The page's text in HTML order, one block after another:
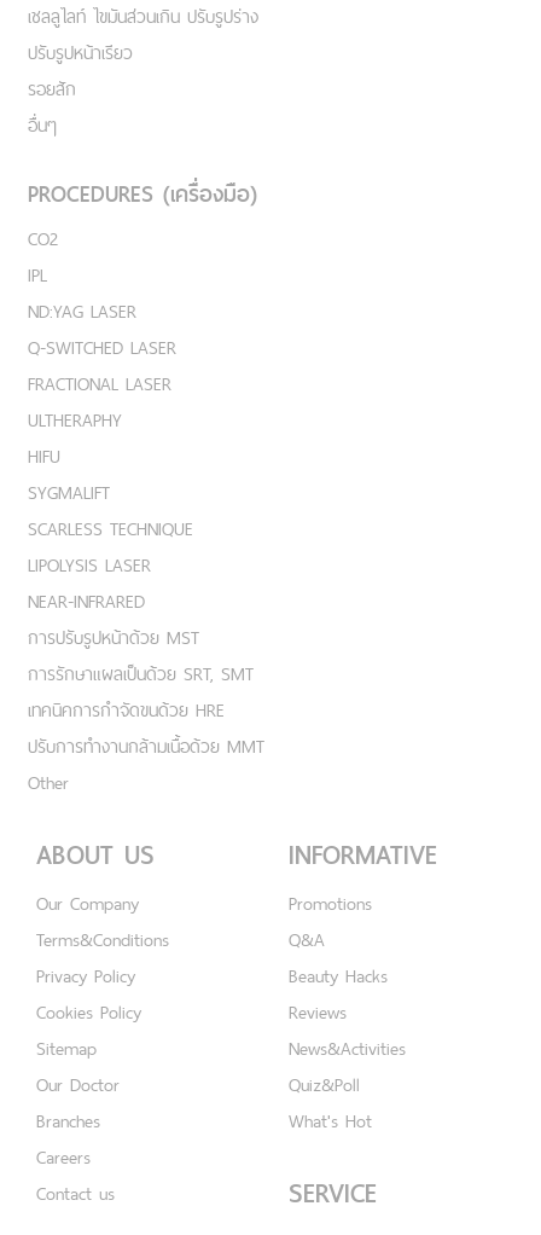
เชลลูไลท์ ไขมันส่วนเกิน ปรับรูปร่าง
ปรับรูปหน้าเรียว
รอยสัก
อื่นๆ
PROCEDURES (เครื่องมือ)
CO2
IPL
ND:YAG LASER
Q-SWITCHED LASER
FRACTIONAL LASER
ULTHERAPHY
HIFU
SYGMALIFT
SCARLESS TECHNIQUE
LIPOLYSIS LASER
NEAR-INFRARED
การปรับรูปหน้าด้วย MST
การรักษาแผลเป็นด้วย SRT, SMT
เทคนิคการกำจัดขนด้วย HRE
ปรับการทำงานกล้ามเนื้อด้วย MMT
Other
ABOUT US
Our Company
Terms&Conditions
Privacy Policy
Cookies Policy
Sitemap
Our Doctor
Branches
Careers
Contact us
INFORMATIVE
Promotions
Q&A
Beauty Hacks
Reviews
News&Activities
Quiz&Poll
What's Hot
SERVICE